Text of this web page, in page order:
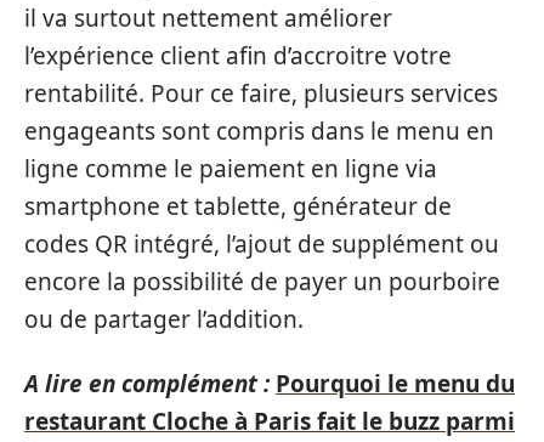
il va surtout nettement améliorer
l’expérience client afin d’accroitre votre
rentabilité. Pour ce faire, plusieurs services
engageants sont compris dans le menu en
ligne comme le paiement en ligne via
smartphone et tablette, générateur de
codes QR intégré, l’ajout de supplément ou
encore la possibilité de payer un pourboire
ou de partager l’addition.
A lire en complément : Pourquoi le menu du
restaurant Cloche à Paris fait le buzz parmi